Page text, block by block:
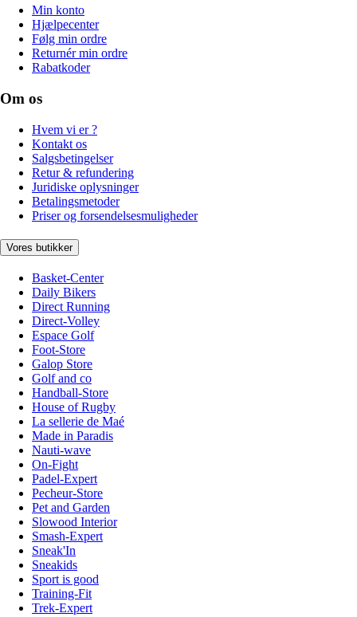
Min konto
Hjælpecenter
Følg min ordre
Returnér min ordre
Rabatkoder
Om os
Hvem vi er ?
Kontakt os
Salgsbetingelser
Retur & refundering
Juridiske oplysninger
Betalingsmetoder
Priser og forsendelsesmuligheder
Vores butikker
Basket-Center
Daily Bikers
Direct Running
Direct-Volley
Espace Golf
Foot-Store
Galop Store
Golf and co
Handball-Store
House of Rugby
La sellerie de Maé
Made in Paradis
Nauti-wave
On-Fight
Padel-Expert
Pecheur-Store
Pet and Garden
Slowood Interior
Smash-Expert
Sneak'In
Sneakids
Sport is good
Training-Fit
Trek-Expert